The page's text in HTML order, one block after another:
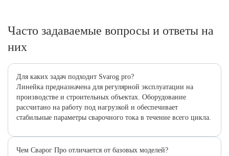
Часто задаваемые вопросы и ответы на
них
Для каких задач подходит Svarog pro?
Линейка предназначена для регулярной эксплуатации на
производстве и строительных объектах. Оборудование
рассчитано на работу под нагрузкой и обеспечивает
стабильные параметры сварочного тока в течение всего цикла.
Чем Сварог Про отличается от базовых моделей?